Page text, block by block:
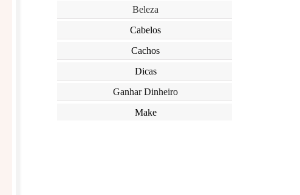
Beleza
Cabelos
Cachos
Dicas
Ganhar Dinheiro
Make